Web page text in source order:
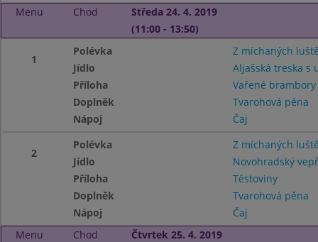
Menu
Chod
Středa 24. 4. 2019
(11:00 - 13:50)
1
Polévka
Z míchaných
Jídlo
Aljašská treska s
Příloha
Vařené
Doplněk
Tvarohová pěna
Nápoj
Čaj
2
Polévka
Z míchaných
Jídlo
Novohradský
Příloha
Těstoviny
Doplněk
Tvarohová pěna
Nápoj
Čaj
Menu
Chod
Čtvrtek 25. 4. 2019